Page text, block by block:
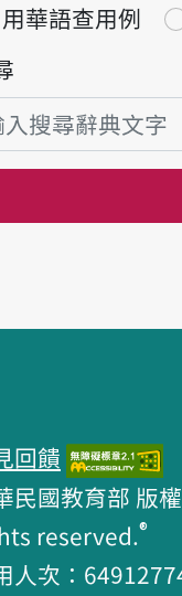
用華語查用例
回饋
民國教育部 版
reserved.®
人次：